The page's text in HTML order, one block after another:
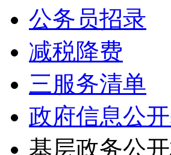
公务员招录
减税降费
三服务清单
政府信息公
基层政务公